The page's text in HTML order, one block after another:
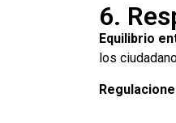
6.
Equilibrio
los